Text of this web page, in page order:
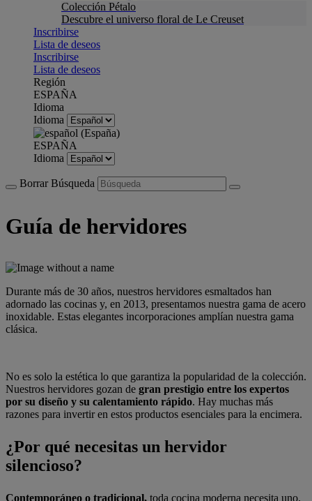
Colección Pétalo
Descubre el universo floral de Le Creuset
Inscribirse
Lista de deseos
Inscribirse
Lista de deseos
Región
ESPAÑA
Idioma
Idioma
ESPAÑA
Idioma
Borrar Búsqueda
Guía de hervidores
Durante más de 30 años, nuestros hervidores esmaltados han
adornado las cocinas y, en 2013, presentamos nuestra gama de acero
inoxidable. Estas elegantes incorporaciones amplían nuestra gama
clásica.
No es solo la estética lo que garantiza la popularidad de la colección.
Nuestros hervidores gozan de gran prestigio entre los expertos
por su diseño y su calentamiento rápido. Hay muchas más
razones para invertir en estos productos esenciales para la encimera.
¿Por qué necesitas un hervidor
silencioso?
Contemporáneo o tradicional, toda cocina moderna necesita uno.